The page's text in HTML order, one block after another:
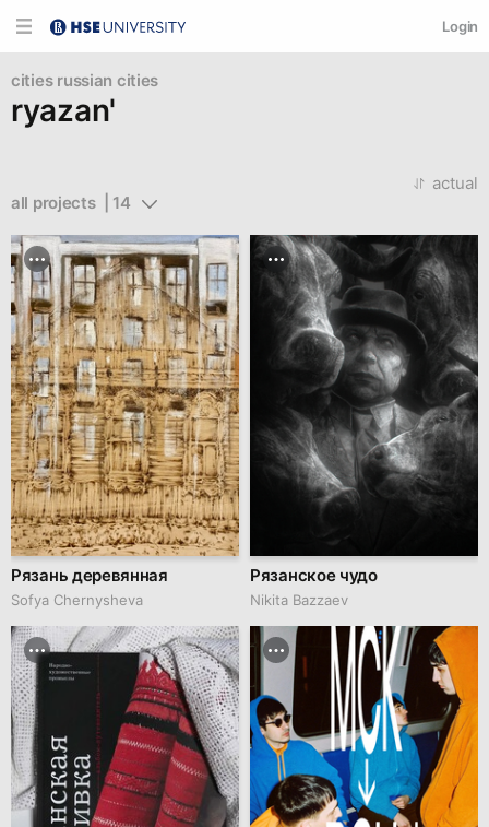
Login
cities russian cities
ryazan'
all projects  | 14
actual
Рязань деревянная
Sofya Chernysheva
Рязанское чудо
Nikita Bazzaev